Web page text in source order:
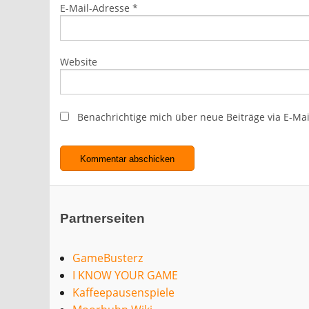
E-Mail-Adresse *
Website
Benachrichtige mich über neue Beiträge via E-
Partnerseiten
GameBusterz
I KNOW YOUR GAME
Kaffeepausenspiele